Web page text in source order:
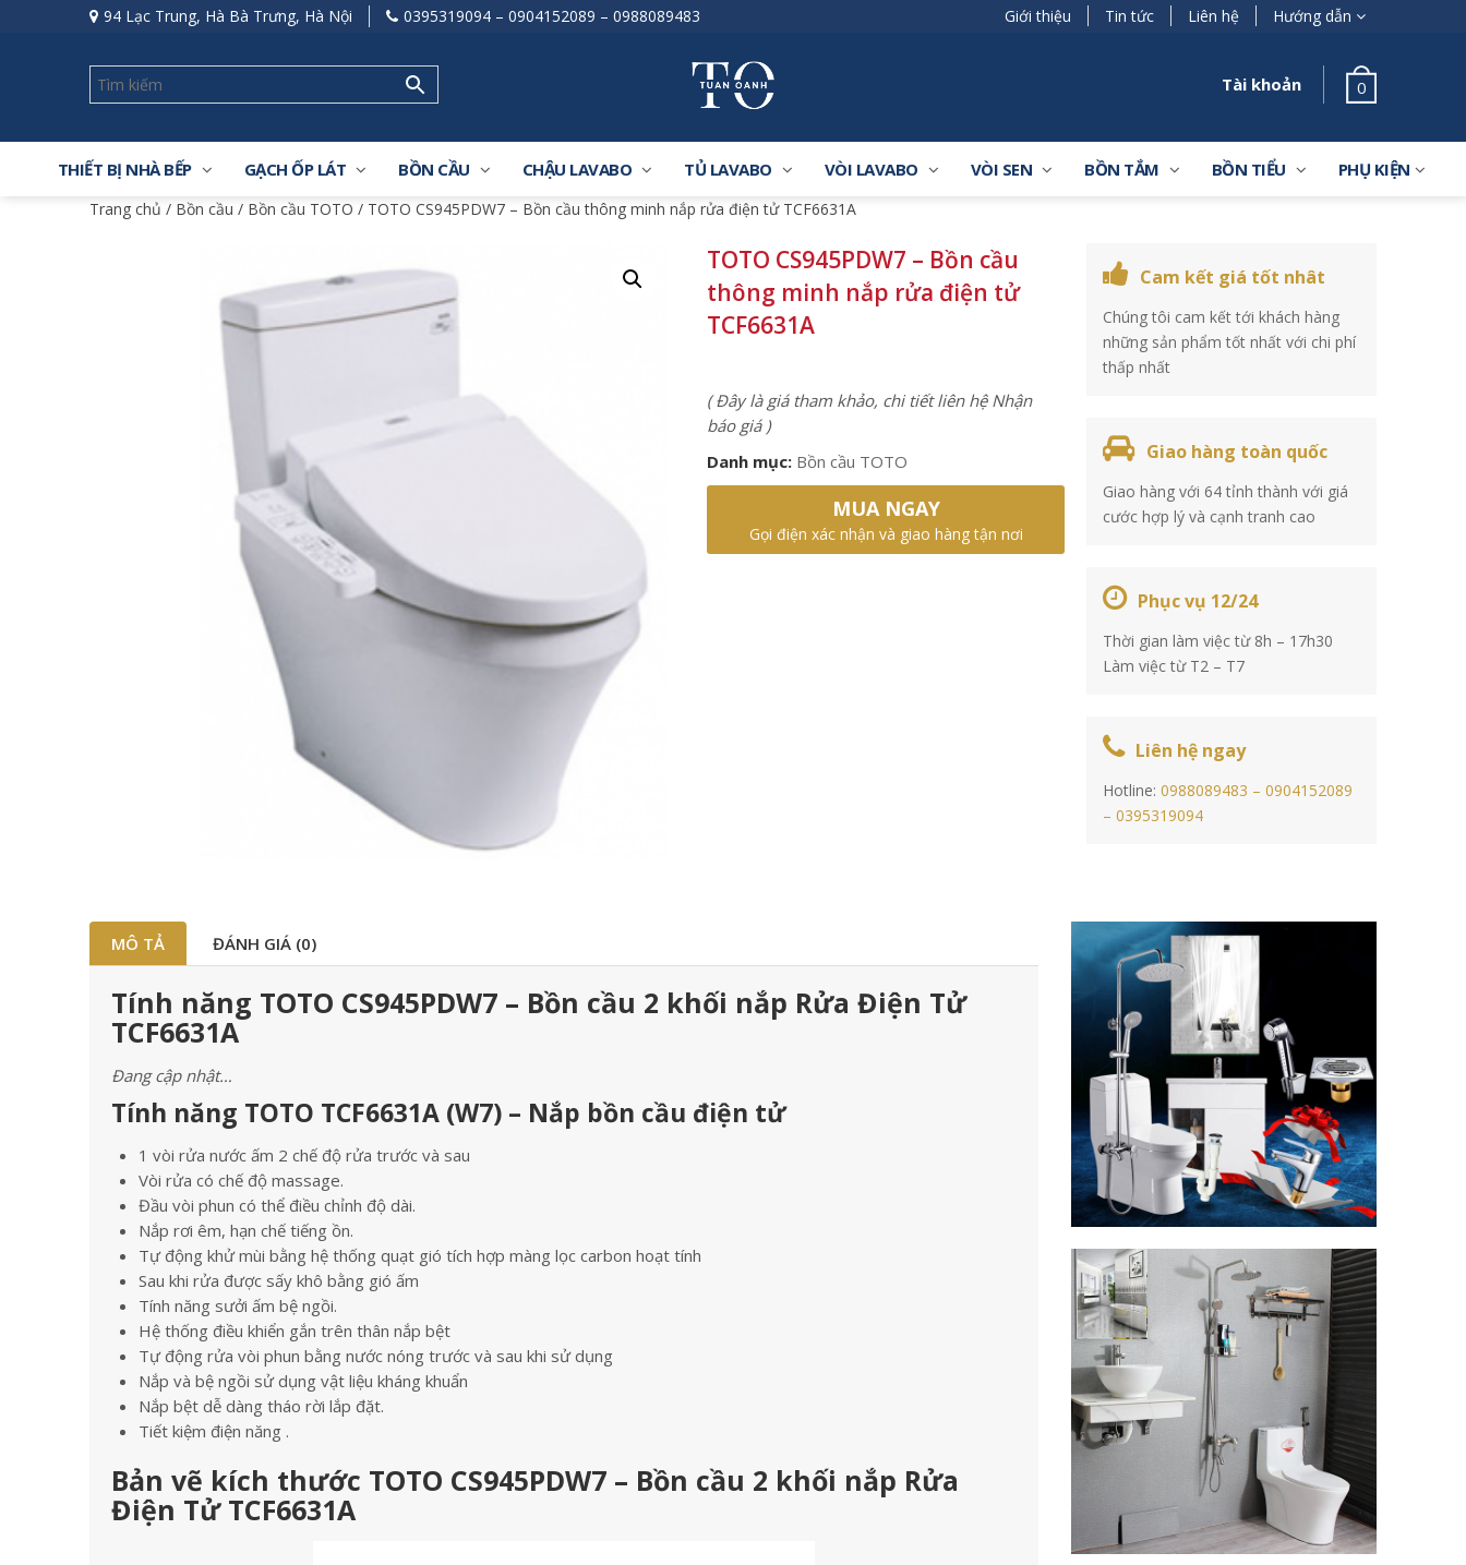
94 Lạc Trung, Hà Bà Trưng, Hà Nội 0395319094 – 0904152089 – 0988089483 Giới thiệu Tin tức Liên hệ Hướng dẫn
Tài khoản 0
THIẾT BỊ NHÀ BẾP GẠCH ỐP LÁT BỒN CẦU CHẬU LAVABO TỦ LAVABO VÒI LAVABO VÒI SEN BỒN TẮM BỒN TIỂU PHỤ KIỆN
Trang chủ / Bồn cầu / Bồn cầu TOTO / TOTO CS945PDW7 – Bồn cầu thông minh nắp rửa điện tử TCF6631A
TOTO CS945PDW7 – Bồn cầu
thông minh nắp rửa điện tử
TCF6631A
( Đây là giá tham khảo, chi tiết liên hệ Nhận
báo giá )
Danh mục: Bồn cầu TOTO
MUA NGAY
Gọi điện xác nhận và giao hàng tận nơi
Cam kết giá tốt nhât
Chúng tôi cam kết tới khách hàng
những sản phẩm tốt nhất với chi phí
thấp nhất
Giao hàng toàn quốc
Giao hàng với 64 tỉnh thành với giá
cước hợp lý và cạnh tranh cao
Phục vụ 12/24
Thời gian làm việc từ 8h – 17h30
Làm việc từ T2 – T7
Liên hệ ngay
Hotline: 0988089483 – 0904152089
– 0395319094
MÔ TẢ ĐÁNH GIÁ (0)
Tính năng TOTO CS945PDW7 – Bồn cầu 2 khối nắp Rửa Điện Tử
TCF6631A
Đang cập nhật…
Tính năng TOTO TCF6631A (W7) – Nắp bồn cầu điện tử
1 vòi rửa nước ấm 2 chế độ rửa trước và sau
Vòi rửa có chế độ massage.
Đầu vòi phun có thể điều chỉnh độ dài.
Nắp rơi êm, hạn chế tiếng ồn.
Tự động khử mùi bằng hệ thống quạt gió tích hợp màng lọc carbon hoạt tính
Sau khi rửa được sấy khô bằng gió ấm
Tính năng sưởi ấm bệ ngồi.
Hệ thống điều khiển gắn trên thân nắp bệt
Tự động rửa vòi phun bằng nước nóng trước và sau khi sử dụng
Nắp và bệ ngồi sử dụng vật liệu kháng khuẩn
Nắp bệt dễ dàng tháo rời lắp đặt.
Tiết kiệm điện năng .
Bản vẽ kích thước TOTO CS945PDW7 – Bồn cầu 2 khối nắp Rửa
Điện Tử TCF6631A